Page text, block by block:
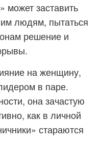
может заставить
людям, пытаться
решение и
на женщину,
в паре.
она зачастую
как в личной
стараются